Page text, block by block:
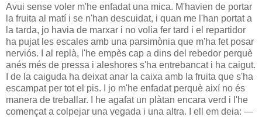
Avui sense voler m'he enfadat una mica. M'havien de portar
la fruita al matí i se n'han descuidat, i quan me l'han portat a
la tarda, jo havia de marxar i no volia fer tard i el repartidor
ha pujat les escales amb una parsimònia que m'ha fet posar
nerviós. I al replà, l'he empès cap a dins del rebedor perquè
anés més de pressa i aleshores s'ha entrebancat i ha caigut.
I de la caiguda ha deixat anar la caixa amb la fruita que s'ha
escampat per tot el pis. I jo m'he enfadat perquè així no és
manera de treballar. I he agafat un plàtan encara verd i l'he
començat a colpejar una vegada i una altra. I ell em deia: —